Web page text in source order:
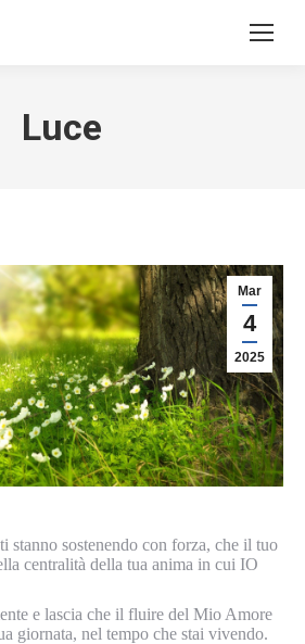
Luce
Mar
4
2025
stanno sostenendo con forza, che il tuo
centralità della tua anima in cui IO
e lascia che il fluire del Mio Amore
giornata, nel tempo che stai vivendo.